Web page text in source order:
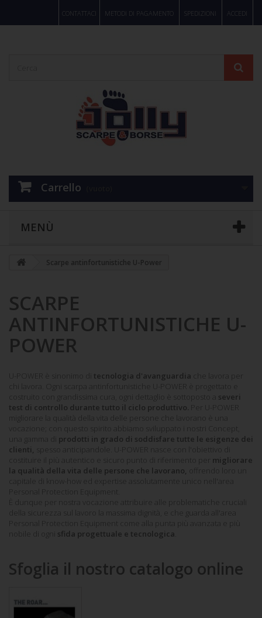
ACCEDI
SPEDIZIONI
METODI DI PAGAMENTO
CONTATTACI
Carrello
MENÙ
Scarpe antinfortunistiche U-Power
SCARPE
ANTINFORTUNISTICHE U-
POWER
U-POWER è sinonimo di tecnologia d'avanguardia
scarpa antinfortunistiche U-POWER
è progettato e
costruito con grandissima cura, ogni dettaglio è sottoposto a
severi
test di controllo durante tutto il ciclo produttivo.
Per U-POWER
migliorare la qualità della vita delle persone che lavorano è una
vocazione; con questo spirito abbiamo sviluppato i nostri Concept,
una gamma di prodotti in grado di soddisfare tutte le esigenze dei
clienti,
spesso anticipandole. U-POWER nasce con l'obiettivo di
costituire il più autentico e sicuro punto di riferimento per migliorare
la qualità della vita delle persone che lavorano,
capitale di know-how ed expertise assolutamente unico nell'area
Personal Protection Equipment.
È dunque per nostra vocazione attribuire alle problematiche cruciali
della sicurezza sul lavoro la massima dignità, e che guarda all'area
Personal Protection Equipment come alla punta più avanzata e più
sfida progettuale e tecnologica
Sfoglia il nostro catalogo online